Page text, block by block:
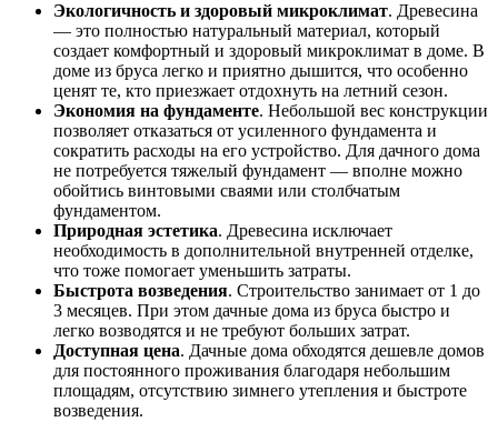
Экологичность и здоровый микроклимат. Древесина
— это полностью натуральный материал, который
создает комфортный и здоровый микроклимат в доме. В
доме из бруса легко и приятно дышится, что особенно
ценят те, кто приезжает отдохнуть на летний сезон.
Экономия на фундаменте. Небольшой вес конструкции
позволяет отказаться от усиленного фундамента и
сократить расходы на его устройство. Для дачного дома
не потребуется тяжелый фундамент — вполне можно
обойтись винтовыми сваями или столбчатым
фундаментом.
Природная эстетика. Древесина исключает
необходимость в дополнительной внутренней отделке,
что тоже помогает уменьшить затраты.
Быстрота возведения. Строительство занимает от 1 до
3 месяцев. При этом дачные дома из бруса быстро и
легко возводятся и не требуют больших затрат.
Доступная цена. Дачные дома обходятся дешевле домов
для постоянного проживания благодаря небольшим
площадям, отсутствию зимнего утепления и быстроте
возведения.